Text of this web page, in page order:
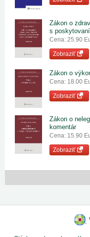
Zákon o
s
Cena: 25.90
Zobraziť
Zákon o
Cena: 18.00
Zobraziť
Zákon o
komentár
Cena: 15.90
Zobraziť